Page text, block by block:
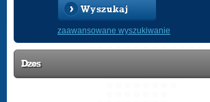
Wyszukaj
zaawansowane wyszukiwanie
Dzes